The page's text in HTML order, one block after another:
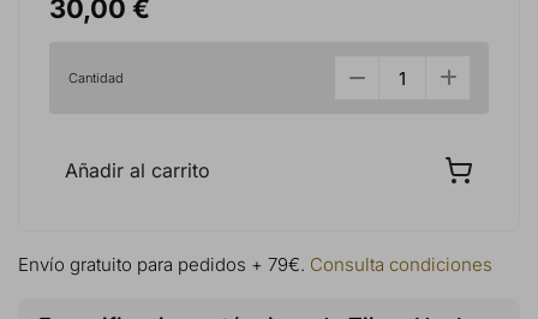
30,00 €
Cantidad
Añadir al carrito
Envío gratuito para pedidos + 79€. Consulta condiciones